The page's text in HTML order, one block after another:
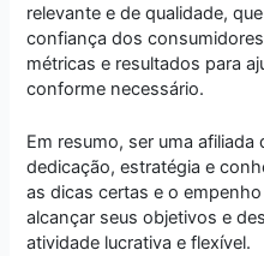
relevante e de qualidade,
confiança dos
métricas e resultados para
conforme necessário.
Em resumo, ser uma
dedicação, estratégia e
as dicas certas e o
alcançar seus objetivos e
atividade lucrativa e flexível.